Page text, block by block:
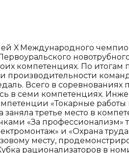
X Международного
компетенциях. По
производительности
Всего в соревнованиях
в семи компетенциях.
«Токарные работы
заняла третье место в
«За
и «Охрана
месту,
рационализаторов в